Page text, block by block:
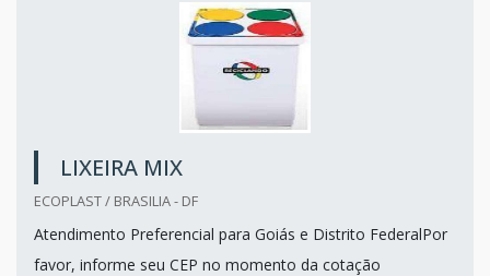
LIXEIRA MIX
ECOPLAST / BRASILIA - DF
Atendimento Preferencial para Goiás e Distrito FederalPor
favor, informe seu CEP no momento da cotação